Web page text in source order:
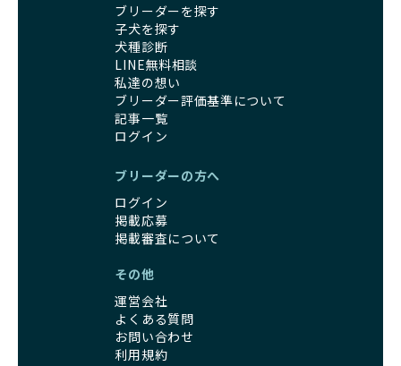
ブリーダーを探す
子犬を探す
犬種診断
LINE無料相談
私達の想い
ブリーダー評価基準について
記事一覧
ログイン
ブリーダーの方へ
ログイン
掲載応募
掲載審査について
その他
運営会社
よくある質問
お問い合わせ
利用規約